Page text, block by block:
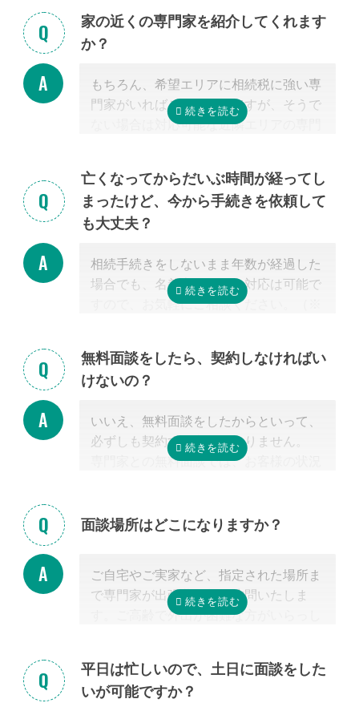
家の近くの専門家を紹介してくれます
か？
もちろん、希望エリアに相続税に強い専
門家がいればご紹介可能ですが、そうで
ない場合は対応可能な近隣エリアの専門
は、自宅近くに事務所があるかではな
く、その士業が相続税に強いかどうかだ
からです。
の必修科目でないことから資格試験を取
る時に選択していない人にとっては専門
外となります。
も大切だと言えます。
なお自宅から離れた専門家をご紹介した
等まで出張費無料で訪問可能ですのでご
安心ください。
亡くなってからだいぶ時間が経ってし
まったけど、今から手続きを依頼して
も大丈夫？
相続手続きをしないまま年数が経過した
場合でも、名義変更などの対応は可能で
すので、お気軽にご相談ください。（※
無料面談をしたら、契約しなければい
けないの？
いいえ、無料面談をしたからといって、
必ずしも契約する必要はありません。
専門家との無料面談では、お客様の状況
提示させて頂きます。
こく営業するようなことはありませんの
でご安心ください。
面談場所はどこになりますか？
ご自宅やご実家など、指定された場所ま
で専門家が出張費無料で訪問いたしま
す。ご高齢で外出が困難な方がいらっし
を使ったオンライン面談にも対応可能で
す。（一部士業を除く）
平日は忙しいので、土日に面談をした
いが可能ですか？